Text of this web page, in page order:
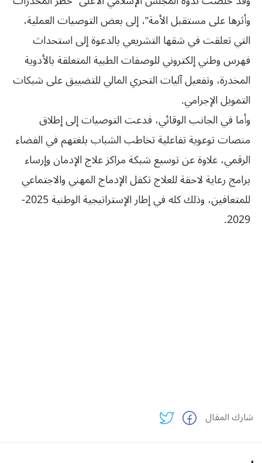
وأثرها على مستقبل الأمة”، إلى بعض التوصيات العملية،
التي تعلقت في شقها التشريعي بالدعوة إلى استحداث
فهرس وطني إلكتروني للوصفات الطبية المتعلقة بالأدوية
المخدرة، وتفعيل آليات التحري المالي للتضييق على شبكات
التمويل الإجرامي.
وأما في الجانب الوقائي، فدعت التوصيات إلى إطلاق
منصات توعوية تفاعلية تخاطب الشباب بلغتهم في الفضاء
الرقمي، علاوة عن توسيع شبكة مراكز علاج الإدمان وإرساء
برامج رعاية لاحقة للعلاج تكفل الإدماج المهني والاجتماعي
للمتعافين، وذلك كله في إطار الإستراتيجية الوطنية 2025-
2029.
شارك المقال